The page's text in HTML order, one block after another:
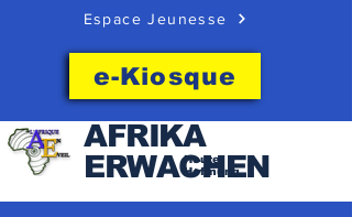
Espace Jeunesse
e-Kiosque
AFRIKA
ERWACHEN
Heute
Hoffnung